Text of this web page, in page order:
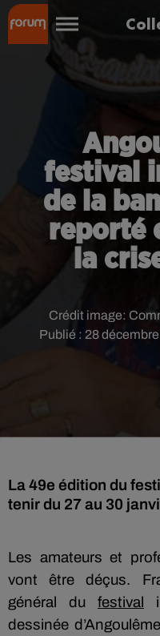
festival
de la
reporté
la
Publié : 28
Crédit image:
La 49e édition du
tenir du 27 au 30
Les amateurs et
vont être déçus.
général du festival
dessinée